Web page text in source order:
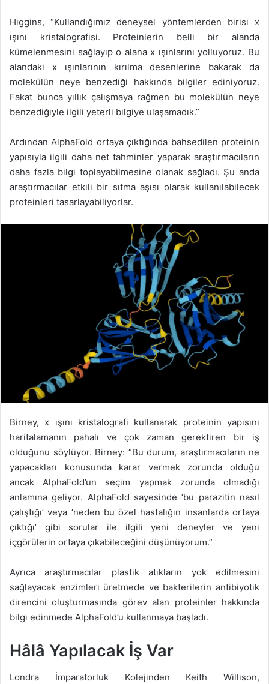
Higgins, “Kullandığımız deneysel yöntemlerden birisi x
ışını kristalografisi. Proteinlerin belli bir alanda
kümelenmesini sağlayıp o alana x ışınlarını yolluyoruz. Bu
alandaki x ışınlarının kırılma desenlerine bakarak da
molekülün neye benzediği hakkında bilgiler ediniyoruz.
Fakat bunca yıllık çalışmaya rağmen bu molekülün neye
benzediğiyle ilgili yeterli bilgiye ulaşamadık.”
Ardından AlphaFold ortaya çıktığında bahsedilen proteinin
yapısıyla ilgili daha net tahminler yaparak araştırmacıların
daha fazla bilgi toplayabilmesine olanak sağladı. Şu anda
araştırmacılar etkili bir sıtma aşısı olarak kullanılabilecek
proteinleri tasarlayabiliyorlar.
Birney, x ışını kristalografi kullanarak proteinin yapısını
haritalamanın pahalı ve çok zaman gerektiren bir iş
olduğunu söylüyor. Birney: “Bu durum, araştırmacıların ne
yapacakları konusunda karar vermek zorunda olduğu
ancak AlphaFold’un seçim yapmak zorunda olmadığı
anlamına geliyor. AlphaFold sayesinde ‘bu parazitin nasıl
çalıştığı’ veya ‘neden bu özel hastalığın insanlarda ortaya
çıktığı’ gibi sorular ile ilgili yeni deneyler ve yeni
içgörülerin ortaya çıkabileceğini düşünüyorum.”
Ayrıca araştırmacılar plastik atıkların yok edilmesini
sağlayacak enzimleri üretmede ve bakterilerin antibiyotik
direncini oluşturmasında görev alan proteinler hakkında
bilgi edinmede AlphaFold’u kullanmaya başladı.
Hâlâ Yapılacak İş Var
Londra İmparatorluk Kolejinden Keith Willison,